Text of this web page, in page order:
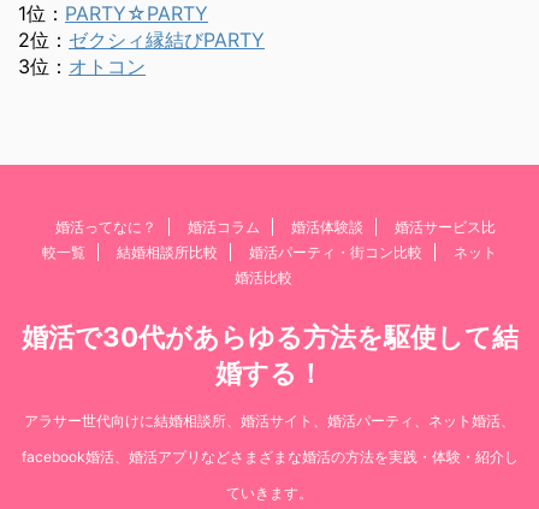
1位： PARTY☆PARTY
2位： ゼクシィ縁結びPARTY
3位： オトコン
婚活ってなに？ 婚活コラム 婚活体験談
婚活サービス比
較一覧
結婚相談所比較 婚活パーティ・街コン比較
ネット
婚活比較
婚活で30代があらゆる方法を駆使して結
婚する！
アラサー世代向けに結婚相談所、婚活サイト、婚活パーティ、ネット婚活、
facebook婚活、婚活アプリなどさまざまな婚活の方法を実践・体験・紹介し
ていきます。